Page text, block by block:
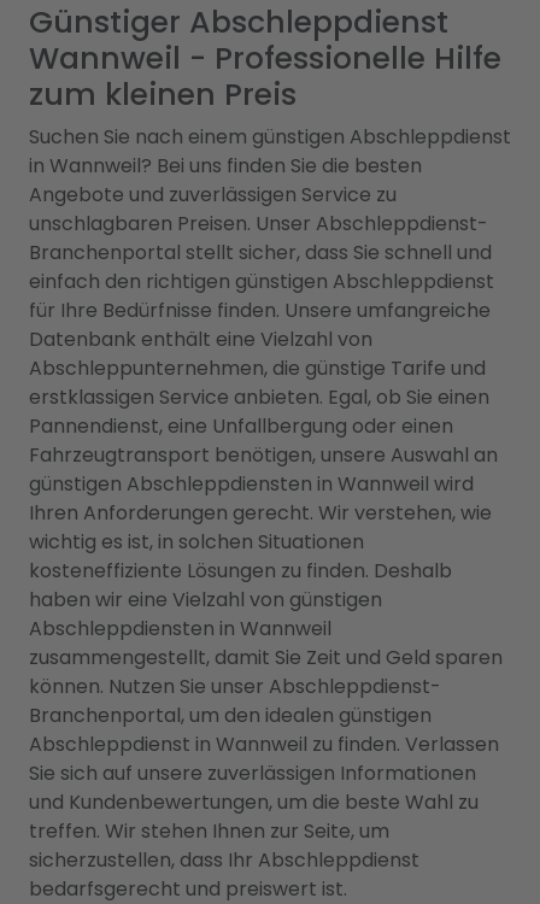
Günstiger Abschleppdienst
Wannweil - Professionelle Hilfe
zum kleinen Preis
Suchen Sie nach einem günstigen Abschleppdienst
in Wannweil? Bei uns finden Sie die besten
Angebote und zuverlässigen Service zu
unschlagbaren Preisen. Unser Abschleppdienst-
Branchenportal stellt sicher, dass Sie schnell und
einfach den richtigen günstigen Abschleppdienst
für Ihre Bedürfnisse finden. Unsere umfangreiche
Datenbank enthält eine Vielzahl von
Abschleppunternehmen, die günstige Tarife und
erstklassigen Service anbieten. Egal, ob Sie einen
Pannendienst, eine Unfallbergung oder einen
Fahrzeugtransport benötigen, unsere Auswahl an
günstigen Abschleppdiensten in Wannweil wird
Ihren Anforderungen gerecht. Wir verstehen, wie
wichtig es ist, in solchen Situationen
kosteneffiziente Lösungen zu finden. Deshalb
haben wir eine Vielzahl von günstigen
Abschleppdiensten in Wannweil
zusammengestellt, damit Sie Zeit und Geld sparen
können. Nutzen Sie unser Abschleppdienst-
Branchenportal, um den idealen günstigen
Abschleppdienst in Wannweil zu finden. Verlassen
Sie sich auf unsere zuverlässigen Informationen
und Kundenbewertungen, um die beste Wahl zu
treffen. Wir stehen Ihnen zur Seite, um
sicherzustellen, dass Ihr Abschleppdienst
bedarfsgerecht und preiswert ist.